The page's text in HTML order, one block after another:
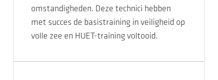
omstandigheden. Deze technici hebben
met succes de basistraining in veiligheid op
volle zee en HUET-training voltooid.